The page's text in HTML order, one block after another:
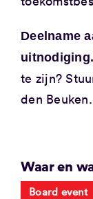
Deelname
uitnodiging.
te zijn?
den Beuken.
Waar en
Board event